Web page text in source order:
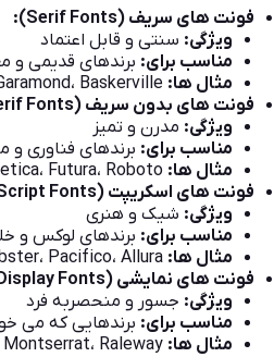
فونت های سریف (Serif Fonts):
ویژگی: سنتی و قابل اعتماد
مناسب برای: برندهای قدیمی و
مثال ها:
فونت های بدون سریف (Sans-Serif Fonts):
ویژگی: مدرن و تمیز
مناسب برای: برندهای فناوری و
مثال ها:
فونت های اسکریپت (Script Fonts):
ویژگی: شیک و هنری
مناسب برای: برندهای لوکس و
مثال ها:
فونت های نمایشی (Display Fonts):
ویژگی: جسور و منحصربه فرد
مناسب برای: برندهایی که می
مثال ها: